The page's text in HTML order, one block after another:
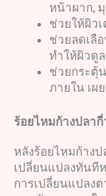
หน้าผาก,
ช่วยให้ผิว
ช่วยลดเลื
ทำให้ผิวดู
ช่วยกระตุ้
ภายใน เผ
ร้อยไหมก้างปลา
หลังร้อยไหมก้าง
เปลี่ยนแปลงทันที
การเปลี่ยนแปลง